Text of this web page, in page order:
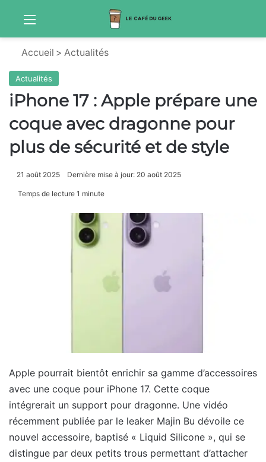
Menu
Accueil > Actualités
Actualités
iPhone 17 : Apple prépare une
coque avec dragonne pour
plus de sécurité et de style
21 août 2025 Dernière mise à jour: 20 août 2025
Temps de lecture 1 minute
Apple pourrait bientôt enrichir sa gamme d’accessoires
avec une coque pour iPhone 17. Cette coque
intégrerait un support pour dragonne. Une vidéo
récemment publiée par le leaker Majin Bu dévoile ce
nouvel accessoire, baptisé « Liquid Silicone », qui se
distingue par deux petits trous permettant d’attacher